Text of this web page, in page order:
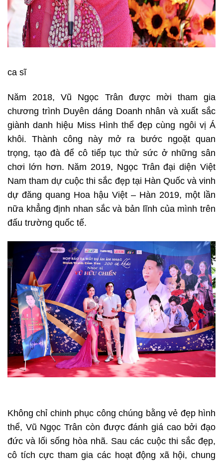
ca sĩ
Năm 2018, Vũ Ngọc Trân được mời tham gia
chương trình Duyên dáng Doanh nhân và xuất sắc
giành danh hiệu Miss Hình thể đẹp cùng ngôi vị Á
khôi. Thành công này mở ra bước ngoặt quan
trọng, tạo đà để cô tiếp tục thử sức ở những sân
chơi lớn hơn. Năm 2019, Ngọc Trân đại diện Việt
Nam tham dự cuộc thi sắc đẹp tại Hàn Quốc và vinh
dự đăng quang Hoa hậu Việt – Hàn 2019, một lần
nữa khẳng định nhan sắc và bản lĩnh của mình trên
đấu trường quốc tế.
Không chỉ chinh phục công chúng bằng vẻ đẹp hình
thể, Vũ Ngọc Trân còn được đánh giá cao bởi đạo
đức và lối sống hòa nhã. Sau các cuộc thi sắc đẹp,
cô tích cực tham gia các hoạt động xã hội, chung